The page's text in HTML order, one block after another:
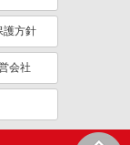
護方針
会社